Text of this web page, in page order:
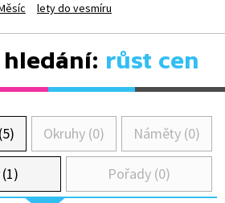
lety do vesmíru
růst cen
Okruhy (0) Náměty (0)
Pořady (0)